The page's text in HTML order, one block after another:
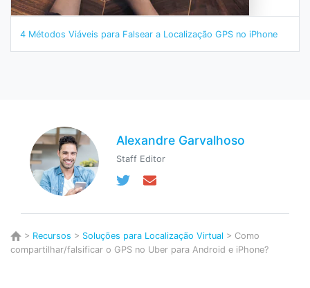
4 Métodos Viáveis para Falsear a Localização GPS no iPhone
Alexandre Garvalhoso
Staff Editor
> Recursos > Soluções para Localização Virtual > Como
compartilhar/falsificar o GPS no Uber para Android e iPhone?